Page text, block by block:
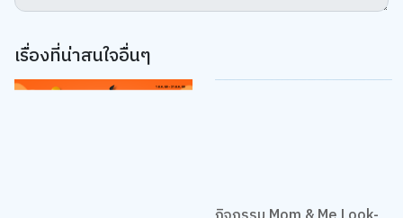
เรื่องที่น่าสนใจอื่นๆ